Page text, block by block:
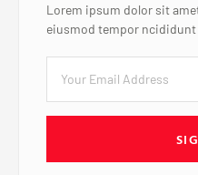
Lorem ipsum dolor sit
eiusmod tempor ncididunt